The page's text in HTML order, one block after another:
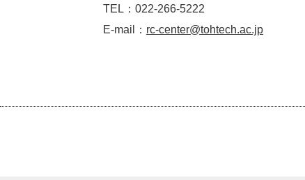
TEL：022-266-5222
E-mail： rc-center@tohtech.ac.jp